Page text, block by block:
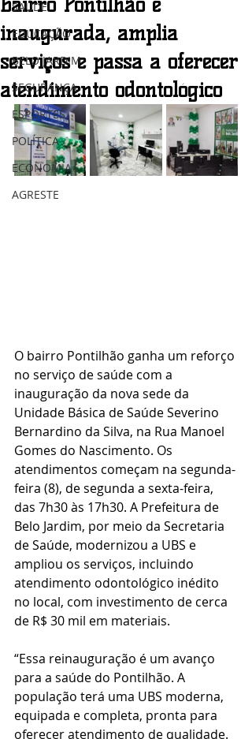
SAÚDE
EDUCAÇÃO
BELO JARDIM
SEGURANÇA
ESPORTES
POLÍTICA
ECONOMIA
AGRESTE
inaugurada, amplia
serviços e passa a oferecer
atendimento odontológico
O bairro Pontilhão ganha um reforço
no serviço de saúde com a
inauguração da nova sede da
Unidade Básica de Saúde Severino
Bernardino da Silva, na Rua Manoel
Gomes do Nascimento. Os
atendimentos começam na segunda-
feira (8), de segunda a sexta-feira,
das 7h30 às 17h30. A Prefeitura de
Belo Jardim, por meio da Secretaria
de Saúde, modernizou a UBS e
ampliou os serviços, incluindo
atendimento odontológico inédito
no local, com investimento de cerca
de R$ 30 mil em materiais.
“Essa reinauguração é um avanço
para a saúde do Pontilhão. A
população terá uma UBS moderna,
equipada e completa, pronta para
oferecer atendimento de qualidade.